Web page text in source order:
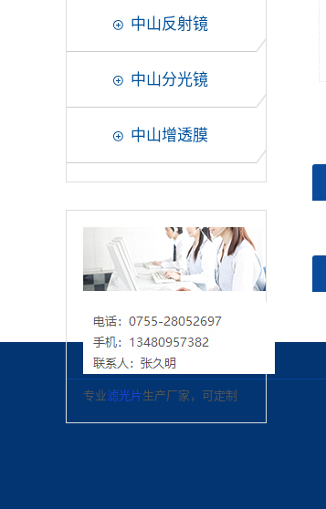
中山反射镜
中山分光镜
中山增透膜
专业滤光片生产厂家，可定制